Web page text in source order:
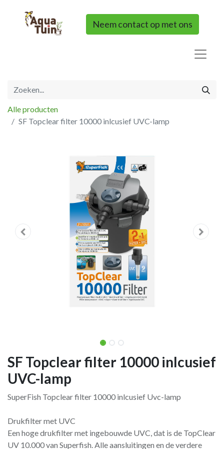
Neem contact op met ons
Alle producten
SF Topclear filter 10000 inlcusief UVC-lamp
SF Topclear filter 10000 inlcusief
UVC-lamp
SuperFish Topclear filter 10000 inlcusief Uvc-lamp
Drukfilter met UVC
Een hoge drukfilter met ingebouwde UVC, dat is de TopClear
UV 10.000 van Superfish. Alle aansluitingen en de verdere